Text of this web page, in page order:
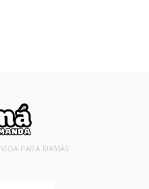
PARA MAMÁS